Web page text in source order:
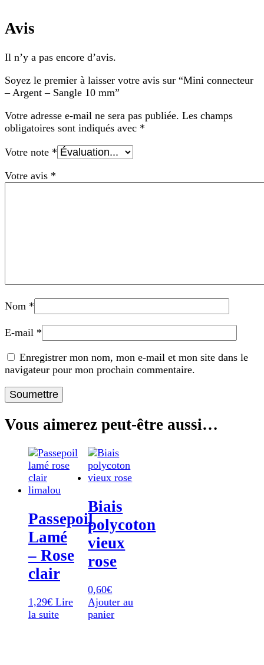
Avis
Il n’y a pas encore d’avis.
Soyez le premier à laisser votre avis sur “Mini connecteur
– Argent – Sangle 10 mm”
Votre adresse e-mail ne sera pas publiée. Les champs
obligatoires sont indiqués avec *
Votre note *
Votre avis *
Nom *
E-mail *
Enregistrer mon nom, mon e-mail et mon site dans le
navigateur pour mon prochain commentaire.
Vous aimerez peut-être aussi…
Passepoil
Lamé
– Rose
clair
1,29€ Lire
la suite
Biais
polycoton
vieux
rose
0,60€
Ajouter au
panier